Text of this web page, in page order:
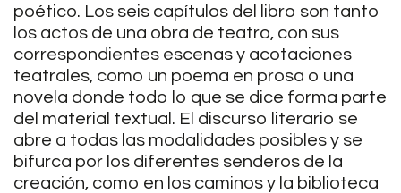
poético. Los seis capítulos del libro son tanto
los actos de una obra de teatro, con sus
correspondientes escenas y acotaciones
teatrales, como un poema en prosa o una
novela donde todo lo que se dice forma parte
del material textual. El discurso literario se
abre a todas las modalidades posibles y se
bifurca por los diferentes senderos de la
creación, como en los caminos y la biblioteca